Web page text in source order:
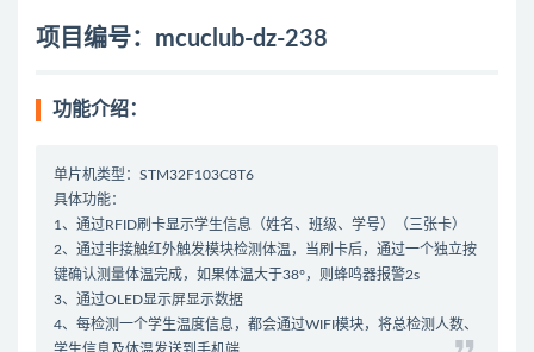
项目编号：mcuclub-dz-238
功能介绍：
单片机类型：STM32F103C8T6
具体功能：
1、通过RFID刷卡显示学生信息（姓名、班级、学号）（三张卡）
2、通过非接触红外触发模块检测体温，当刷卡后，通过一个独立按
键确认测量体温完成，如果体温大于38°，则蜂鸣器报警2s
3、通过OLED显示屏显示数据
4、每检测一个学生温度信息，都会通过WIFI模块，将总检测人数、